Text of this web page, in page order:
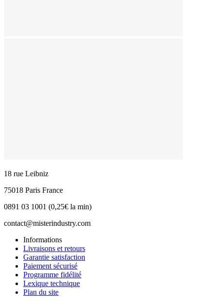
18 rue Leibniz
75018 Paris France
0891 03 1001 (0,25€ la min)
contact@misterindustry.com
Informations
Livraisons et retours
Garantie satisfaction
Paiement sécurisé
Programme fidélité
Lexique technique
Plan du site